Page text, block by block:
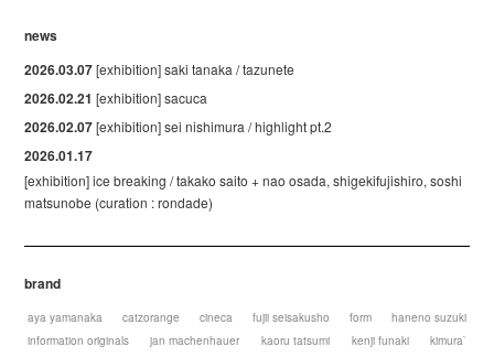
news
2026.03.07[exhibition] saki tanaka / tazunete
2026.02.21 [exhibition] sacuca
2026.02.07[exhibition] sei nishimura / highlight pt.2
2026.01.17
[exhibition] ice breaking / takako saito + nao osada, shigekifujishiro, soshi
matsunobe (curation : rondade)
brand
aya yamanaka catzorange cineca fujii seisakusho form
haneno suzuki
information originals
jan machenhauer kaoru tatsumi kenji funaki
kimura`